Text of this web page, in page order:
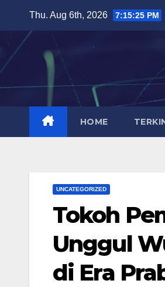
content
Thu. Aug 6th, 2026 7:15:26 PM
HOME
UNCATEGORIZED
Tokoh
Unggul
di Era